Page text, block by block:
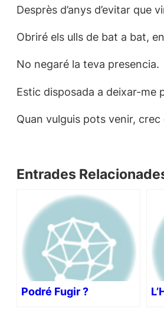
Desprès d’anys d’evitar que
Obriré els ulls de bat a bat,
No negaré la teva presencia.
Estic disposada a deixar-me
Quan vulguis pots venir,
Entrades
Podré Fugir ?